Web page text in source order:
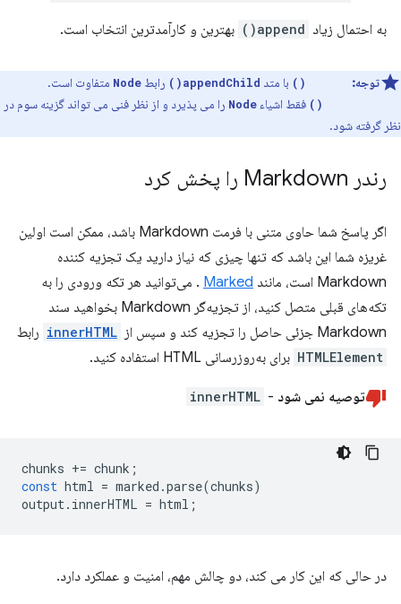
به احتمال زیاد append() بهترین و کارآمدترین انتخاب است.
توجه: با متد appendChild() رابط Node متفاوت است.
فقط اشیاء Node را می پذیرد و از نظر فنی می تواند گزینه سوم در
نظر گرفته شود.
رندر Markdown را پخش کرد
اگر پاسخ شما حاوی متنی با فرمت Markdown باشد، ممکن است اولین
غریزه شما این باشد که تنها چیزی که نیاز دارید یک تجزیه کننده
Markdown است، مانند
Marked . می‌توانید هر تکه ورودی را به
تکه‌های قبلی متصل کنید، از تجزیه‌گر Markdown بخواهید سند
Markdown جزئی حاصل را تجزیه کند و سپس از
innerHTML رابط
HTMLElement برای به‌روزرسانی HTML استفاده کنید.
توصیه نمی شود -
innerHTML
chunks += chunk ;
const html = marked .parse(chunks)
output. innerHTML = html ;
در حالی که این کار می کند، دو چالش مهم، امنیت و عملکرد دارد.